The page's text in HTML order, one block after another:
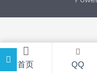
首页 QQ